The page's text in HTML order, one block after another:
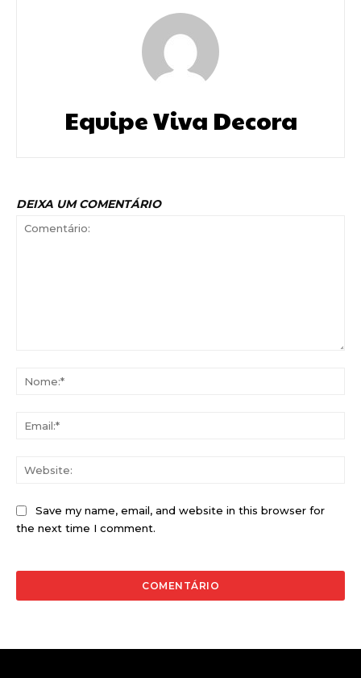
Equipe Viva Decora
DEIXA UM COMENTÁRIO
Save my name, email, and website in this browser for
the next time I comment.